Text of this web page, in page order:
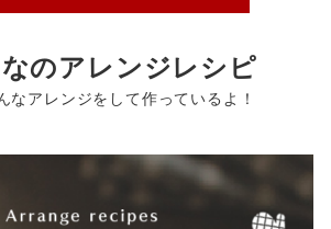
のアレンジレシピ
なアレンジをして作っているよ！